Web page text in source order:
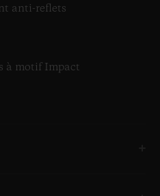
anti-reflets
à motif Impact